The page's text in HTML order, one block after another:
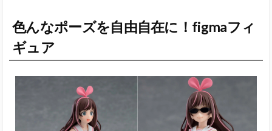
色んなポーズを自由自在に！figmaフィ
ギュア